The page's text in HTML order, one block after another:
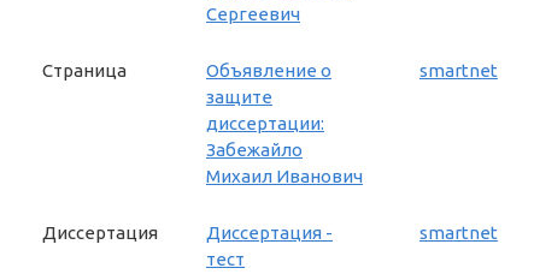
Сергеевич
Страница
Объявление о
защите
диссертации:
Забежайло
Михаил Иванович
smartnet
Диссертация
Диссертация -
тест
smartnet